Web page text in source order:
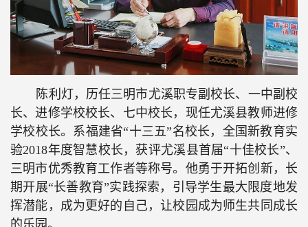
陈利灯，历任三明市尤溪职专副校长、一中副校
长、进修学校校长、七中校长，现任尤溪县教师进修
学校校长。系福建省“十三五”名校长，全国新教育实
验2018年度智慧校长，获评尤溪县首届“十佳校长”、
三明市优秀教育工作者等称号。他勇于开拓创新，长
期开展“长善教育”实践探索，引导学生最大限度地发
挥潜能，成为更好的自己，让校园成为师生共同成长
的乐园。